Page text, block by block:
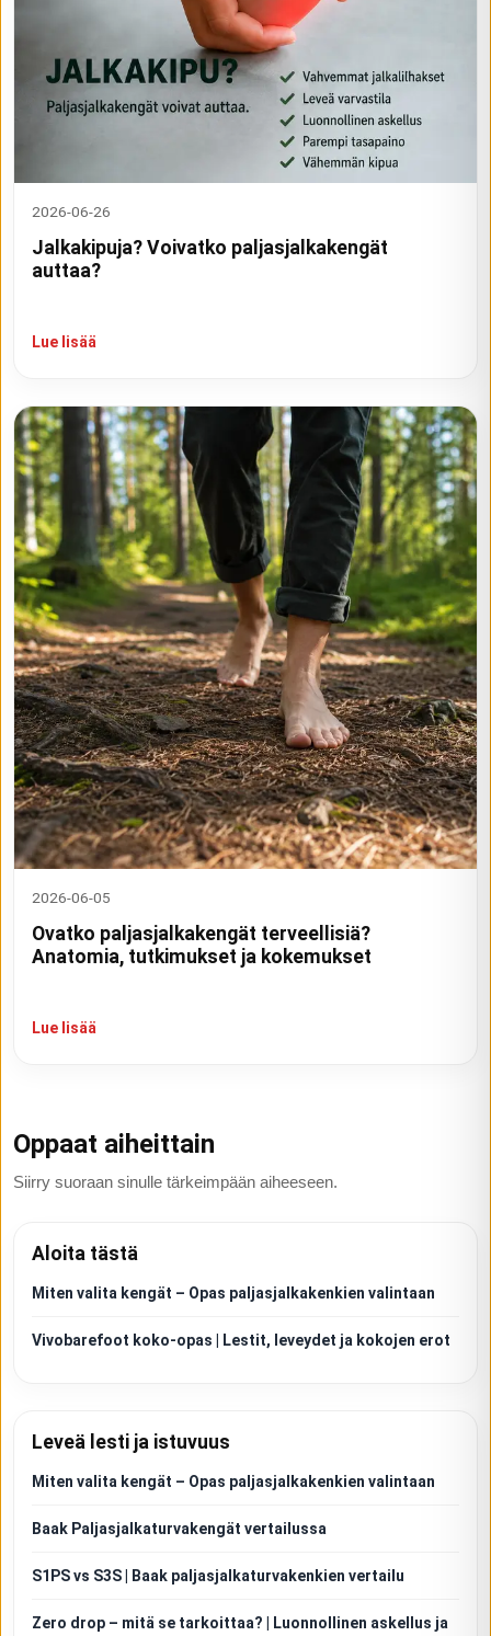
2026-06-26
Jalkakipuja? Voivatko paljasjalkakengät
auttaa?
Lue lisää
2026-06-05
Ovatko paljasjalkakengät terveellisiä?
Anatomia, tutkimukset ja kokemukset
Lue lisää
Oppaat aiheittain
Siirry suoraan sinulle tärkeimpään aiheeseen.
Aloita tästä
Miten valita kengät – Opas paljasjalkakenkien valintaan
Vivobarefoot koko-opas | Lestit, leveydet ja kokojen erot
Leveä lesti ja istuvuus
Miten valita kengät – Opas paljasjalkakenkien valintaan
Baak Paljasjalkaturvakengät vertailussa
S1PS vs S3S | Baak paljasjalkaturvakenkien vertailu
Zero drop – mitä se tarkoittaa? | Luonnollinen askellus ja